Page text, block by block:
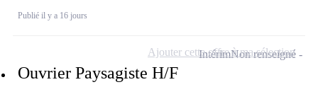
Publié il y a 16 jours
Ouvrier Paysagiste H/F
IntérimNon renseigné
Ajouter cette offre à ma sélection